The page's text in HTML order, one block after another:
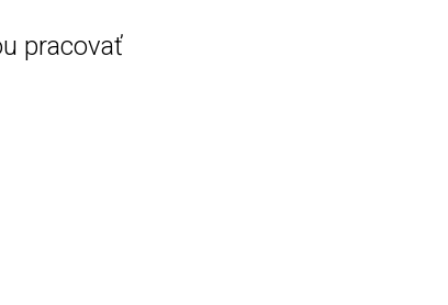
pracovať